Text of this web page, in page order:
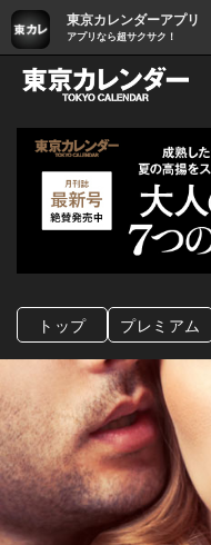
東京カレンダーアプリ
アプリなら超サクサク！
トップ プレミアム